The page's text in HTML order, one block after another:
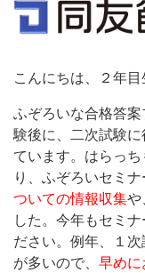
こんにちは、２年
ふぞろいな合格答
験後に、二次試験
ています。はらっ
り、ふぞろいセミナ
ついての情報収集や
した。今年もセミ
ださい。例年、１
が多いので、 早めに